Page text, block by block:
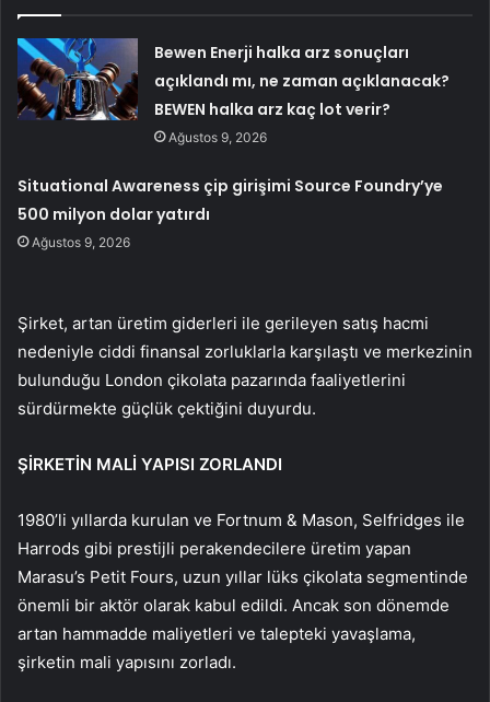
Bewen Enerji halka arz sonuçları
açıklandı mı, ne zaman açıklanacak?
BEWEN halka arz kaç lot verir?
Ağustos 9, 2026
Situational Awareness çip girişimi Source Foundry’ye
500 milyon dolar yatırdı
Ağustos 9, 2026
Şirket, artan üretim giderleri ile gerileyen satış hacmi
nedeniyle ciddi finansal zorluklarla karşılaştı ve merkezinin
bulunduğu London çikolata pazarında faaliyetlerini
sürdürmekte güçlük çektiğini duyurdu.
ŞİRKETİN MALİ YAPISI ZORLANDI
1980’li yıllarda kurulan ve Fortnum & Mason, Selfridges ile
Harrods gibi prestijli perakendecilere üretim yapan
Marasu’s Petit Fours, uzun yıllar lüks çikolata segmentinde
önemli bir aktör olarak kabul edildi. Ancak son dönemde
artan hammadde maliyetleri ve talepteki yavaşlama,
şirketin mali yapısını zorladı.